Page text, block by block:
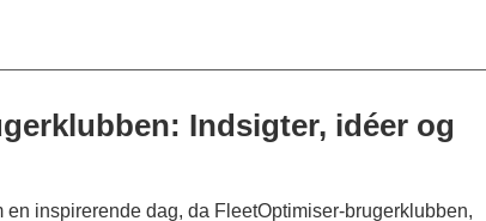
Indsigter, idéer og
inspirerende dag, da FleetOptimiser-brugerklubben,